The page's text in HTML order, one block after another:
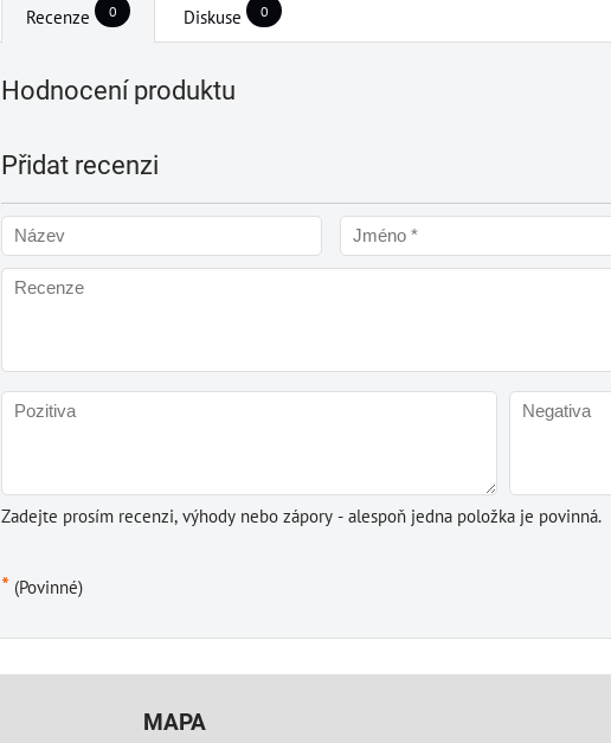
Recenze 0 Diskuse 0
Hodnocení produktu
Přidat recenzi
Zadejte prosím recenzi, výhody nebo zápory - alespoň jedna položka je povinná.
* (Povinné)
MAPA